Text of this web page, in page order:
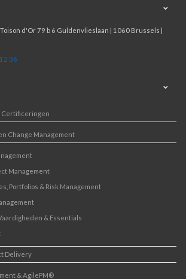
d'Or 79 b 6 Guldenvlieslaan | 1060 Brussels |
36
Certificeringen
Change Management
Management
Portfolios & Risk Management
& Essentials
Delivery
& AgilePM®